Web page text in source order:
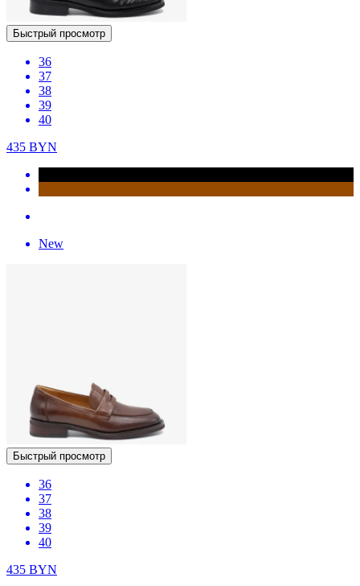
Быстрый просмотр
36
37
38
39
40
435 BYN
New
Быстрый просмотр
36
37
38
39
40
435 BYN